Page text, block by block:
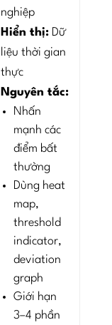
nghiệp
Hiển thị: Dữ
liệu thời gian
thực
Nguyên tắc:
Nhấn
mạnh các
điểm bất
thường
Dùng heat
map,
threshold
indicator,
deviation
graph
Giới hạn
3–4 phần